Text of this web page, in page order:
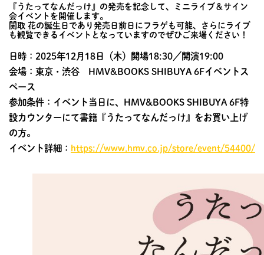
『うたってなんだっけ』の発売を記念して、ミニライブ＆サイン
会イベントを開催します。
関取 花の誕生日であり発売日前日にフラゲも可能、さらにライブ
も観覧できるイベントとなっていますのでぜひご来場ください！
日時：2025年12月18日（木）開場18:30／開演19:00
会場：東京・渋谷 HMV&BOOKS SHIBUYA 6Fイベントス
ペース
参加条件：イベント当日に、HMV&BOOKS SHIBUYA 6F特
設カウンターにて書籍『うたってなんだっけ』をお買い上げ
の方。
イベント詳細： https://www.hmv.co.jp/store/event/54400/